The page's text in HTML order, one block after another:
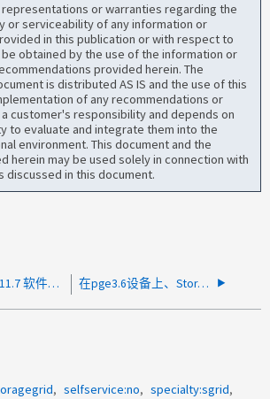
or warranties regarding the
or serviceability of any information or
in this publication or with respect to
obtained by the use of the information or
provided herein. The
is distributed AS IS and the use of this
of any recommendations or
customer's responsibility and depends on
to evaluate and integrate them into the
environment. This document and the
herein may be used solely in connection with
discussed in this document.
StorageGRID 11.7 软件升级解决方案指南 在pge3.6设备上、StorageGRID 11.8扩展在重新启动后停止、退出安装模式
selfservice:no
specialty:sgrid